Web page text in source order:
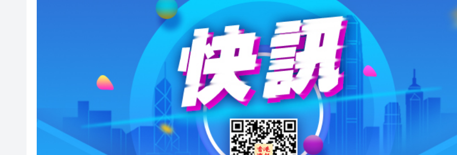
印度宣布成功試射中程彈道導彈，可攜帶核彈頭
利雅得航空與中國航信簽署合作協議加強互聯互通
光伏硅料八巨頭簽署倡議：不得低於成本價銷售